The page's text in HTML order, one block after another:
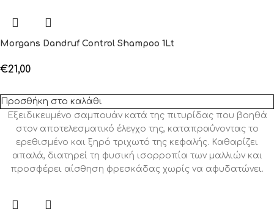
Morgans Dandruf Control Shampoo 1Lt
€21,00
Προσθήκη στο καλάθι
Εξειδικευμένο σαμπουάν κατά της πιτυρίδας που βοηθά
στον αποτελεσματικό έλεγχο της, καταπραΰνοντας το
ερεθισμένο και ξηρό τριχωτό της κεφαλής. Καθαρίζει
απαλά, διατηρεί τη φυσική ισορροπία των μαλλιών και
προσφέρει αίσθηση φρεσκάδας χωρίς να αφυδατώνει.